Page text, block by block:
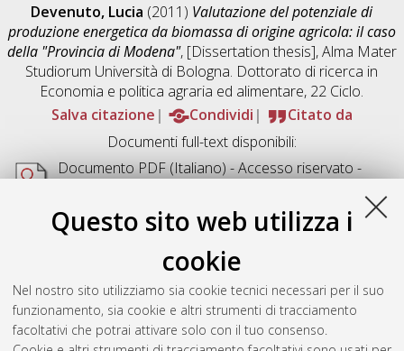
Questo sito web utilizza i
cookie
Nel nostro sito utilizziamo sia cookie tecnici necessari per il suo
funzionamento, sia cookie e altri strumenti di tracciamento
facoltativi che potrai attivare solo con il tuo consenso.
Devenuto, Lucia (2011) Valutazione del potenziale di
produzione energetica da biomassa di origine agricola: il caso
della "Provincia di Modena", [Dissertation thesis], Alma Mater
Studiorum Università di Bologna. Dottorato di ricerca in
Economia e politica agraria ed alimentare, 22 Ciclo.
Salva citazione
Condividi
Citato da
Documenti full-text disponibili:
Documento PDF(Italiano) - Accesso riservato -
Acrobat Reader
Download (1MB)
Abstract
Altri metadati